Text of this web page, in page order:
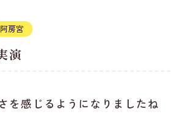
阿房宮
演
を感じるようになりましたね